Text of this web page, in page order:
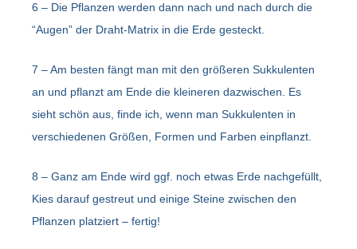
6 – Die Pflanzen werden dann nach und nach durch die
“Augen” der Draht-Matrix in die Erde gesteckt.
7 – Am besten fängt man mit den größeren Sukkulenten
an und pflanzt am Ende die kleineren dazwischen. Es
sieht schön aus, finde ich, wenn man Sukkulenten in
verschiedenen Größen, Formen und Farben einpflanzt.
8 – Ganz am Ende wird ggf. noch etwas Erde nachgefüllt,
Kies darauf gestreut und einige Steine zwischen den
Pflanzen platziert – fertig!